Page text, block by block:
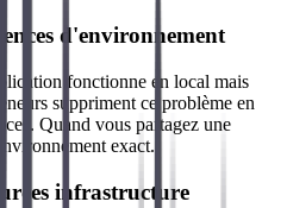
d'environnement
fonctionne en local mais
suppriment ce problème en
Quand vous partagez une
exact.
infrastructure